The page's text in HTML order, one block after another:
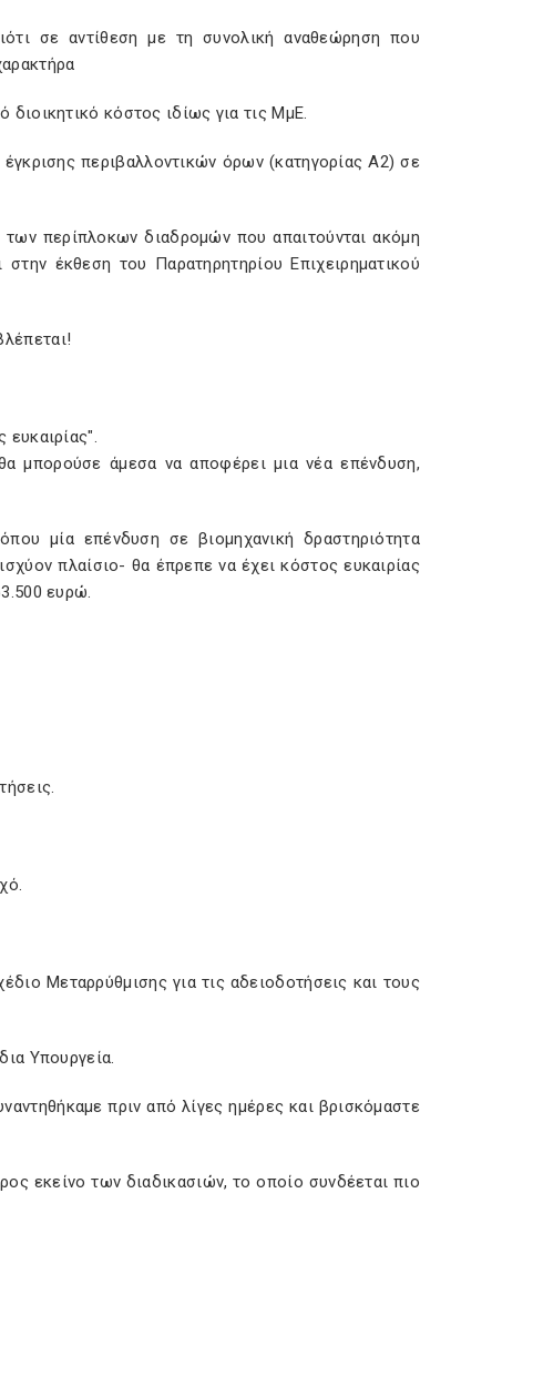
σε αντίθεση με τη συνολική αναθεώρηση που
κόστος ιδίως για τις ΜμΕ.
περιβαλλοντικών όρων (κατηγορίας Α2) σε
περίπλοκων διαδρομών που απαιτούνται ακόμη
έκθεση του Παρατηρητηρίου Επιχειρηματικού
μπορούσε άμεσα να αποφέρει μια νέα επένδυση,
μία επένδυση σε βιομηχανική δραστηριότητα
πλαίσιο- θα έπρεπε να έχει κόστος ευκαιρίας
ευρώ.
Μεταρρύθμισης για τις αδειοδοτήσεις και τους
Υπουργεία.
πριν από λίγες ημέρες και βρισκόμαστε
εκείνο των διαδικασιών, το οποίο συνδέεται πιο